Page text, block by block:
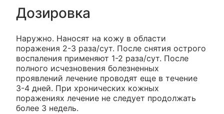
Дозировка
Наружно. Наносят на кожу в области
поражения 2-3 раза/сут. После снятия острого
воспаления применяют 1-2 раза/сут. После
полного исчезновения болезненных
проявлений лечение проводят еще в течение
3-4 дней. При хронических кожных
поражениях лечение не следует продолжать
более 3 недель.